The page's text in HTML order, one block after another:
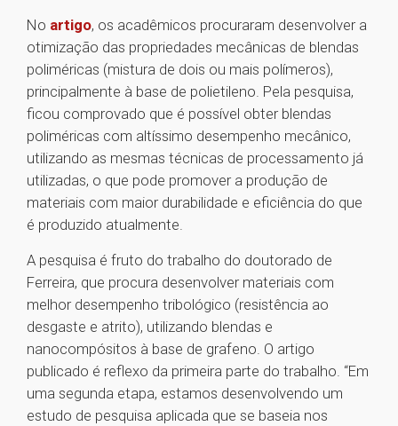
No artigo, os acadêmicos procuraram desenvolver a
otimização das propriedades mecânicas de blendas
poliméricas (mistura de dois ou mais polímeros),
principalmente à base de polietileno. Pela pesquisa,
ficou comprovado que é possível obter blendas
poliméricas com altíssimo desempenho mecânico,
utilizando as mesmas técnicas de processamento já
utilizadas, o que pode promover a produção de
materiais com maior durabilidade e eficiência do que
é produzido atualmente.
A pesquisa é fruto do trabalho do doutorado de
Ferreira, que procura desenvolver materiais com
melhor desempenho tribológico (resistência ao
desgaste e atrito), utilizando blendas e
nanocompósitos à base de grafeno. O artigo
publicado é reflexo da primeira parte do trabalho. “Em
uma segunda etapa, estamos desenvolvendo um
estudo de pesquisa aplicada que se baseia nos